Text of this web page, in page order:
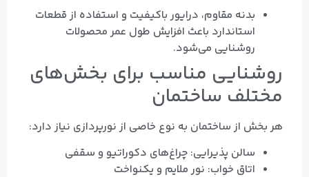
بدنه مقاوم، درایور باکیفیت و استفاده از قطعات
استاندارد باعث افزایش طول عمر محصولات
روشنایی می‌شود.
روشنایی مناسب برای بخش‌های
مختلف ساختمان
هر بخش از ساختمان به نوع خاصی از نورپردازی نیاز دارد:
سالن پذیرایی: چراغ‌های دکوراتیو و سقفی
اتاق خواب: نور ملایم و یکنواخت